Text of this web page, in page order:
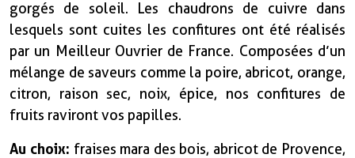
gorgés de soleil. Les chaudrons de cuivre dans
lesquels sont cuites les confitures ont été réalisés
par un Meilleur Ouvrier de France. Composées d’un
mélange de saveurs comme la poire, abricot, orange,
citron, raison sec, noix, épice, nos confitures de
fruits raviront vos papilles.
Au choix : fraises mara des bois, abricot de Provence,